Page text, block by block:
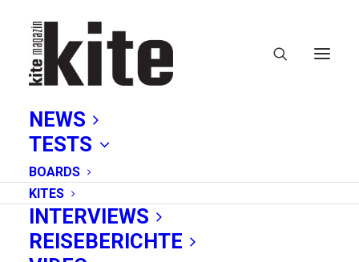
NEWS
TESTS
BOARDS
KITES
INTERVIEWS
REISEBERICHTE